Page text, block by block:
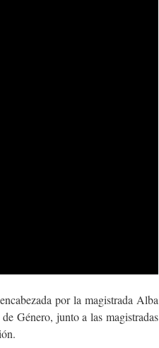
por la magistrada Alba
Género, junto a las magistradas